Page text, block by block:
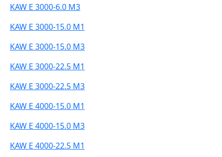
KAW E 3000-6.0 M3
KAW E 3000-15.0 M1
KAW E 3000-15.0 M3
KAW E 3000-22.5 M1
KAW E 3000-22.5 M3
KAW E 4000-15.0 M1
KAW E 4000-15.0 M3
KAW E 4000-22.5 M1